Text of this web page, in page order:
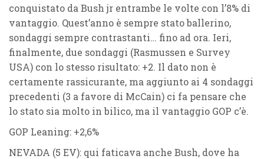
conquistato da Bush jr entrambe le volte con l’8% di
vantaggio. Quest’anno è sempre stato ballerino,
sondaggi sempre contrastanti… fino ad ora. Ieri,
finalmente, due sondaggi (Rasmussen e Survey
USA) con lo stesso risultato: +2. Il dato non è
certamente rassicurante, ma aggiunto ai 4 sondaggi
precedenti (3 a favore di McCain) ci fa pensare che
lo stato sia molto in bilico, ma il vantaggio GOP c’è.
GOP Leaning: +2,6%
NEVADA (5 EV): qui faticava anche Bush, dove ha